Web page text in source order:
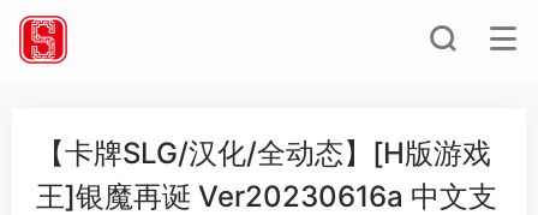
【卡牌SLG/汉化/全动态】[H版游戏
王]银魔再诞 Ver20230616a 中文支